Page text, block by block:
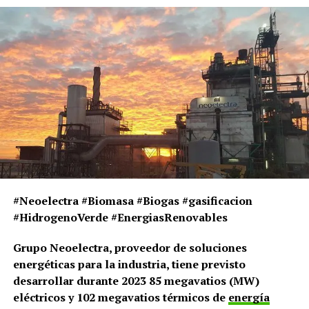
Ventajas de utilizar la energía de la biomasa
La biomasa se puede usar para generar electricidad en
plantas especializadas, que usan la materia orgánica
para convertir el agua en vapor y mover turbinas
movimiento en electricidad. Las instalaciones modernas
incorporan filtros de humos y recogida de cenizas y
escorias que pueden reutilizarse como fertilizantes y
áridos para recuperar terrenos degradados.
#Neoelectra #Biomasa #Biogas #gasificacion
#HidrogenoVerde #EnergiasRenovables
Grupo Neoelectra, proveedor de soluciones
energéticas para la industria, tiene previsto
desarrollar durante 2023 85 megavatios (MW)
eléctricos y 102 megavatios térmicos de energía